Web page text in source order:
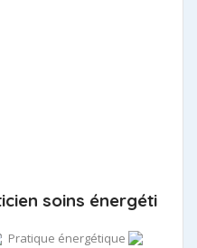
soins énergéti
Pratique énergétique